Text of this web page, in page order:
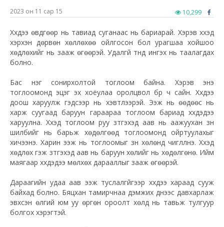
2023 он 11 сар 15 10,299
Хүүхдээ өвдгөөр нь тавиад суганаас нь бариарай. Хэрэв хүүхэд
хэрхэн дөрвөн хөллөхөө ойлгосон бол урагшаа хойшоо
хөдлөхийг нь зааж өгөөрэй. Удалгүй түүнд ингэх нь таалагдах
болно.
Бас нэг сонирхолтой тоглоом байна. Хэрэв энэ
тоглоомонд эцэг эх хоёулаа оролцвол бүр ч сайн. Хүүхдээ
доош харуулж гэдсээр нь хэвтүүлээрэй. Ээж нь өөдөөс нь
харж суугаад баруун гараараа тоглоом бариад хүүхдэдээ
харуулна. Хүүхэд тоглоом руу зүтгэхэд аав нь аажуухан зүүн
шилбийг нь барьж хөдөлгөөд тоглоомонд ойртуулахыг
хичээнэ. Харин ээж нь тоглоомыг зүүн хөлөнд чиглүүлнэ. Хүүхэд
хөдлөх гэж зүтгэхэд аав нь баруун хөлийг нь хөдөлгөнө. Ийм
маягаар хүүхдэдээ мөлхөх дарааллыг зааж өгөөрэй.
Дараагийн удаа аав ээж туслалгүйгээр хүүхдээ хараад сууж
байхад болно. Бяцхан тамирчнаа дэмжих үүднээс давхарлаж
эвхсэн өлгий юм уу өргөн ороолт хөлд нь тавьж тулгуур
болгох хэрэгтэй.